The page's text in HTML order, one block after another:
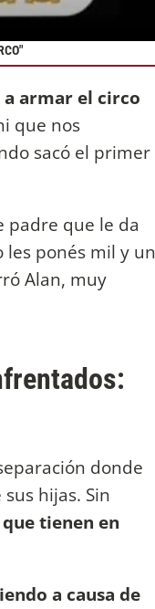
a armar el circo
que nos
sacó el primer
padre que le da
ponés mil y un
Alan, muy
donde
hijas. Sin
tienen en
a causa de